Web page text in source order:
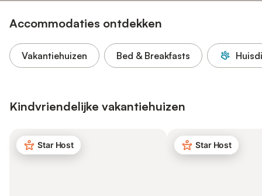
Accommodaties ontdekken
Vakantiehuizen Bed & Breakfasts
Kindvriendelijke vakantiehuizen
Star Host Star Host